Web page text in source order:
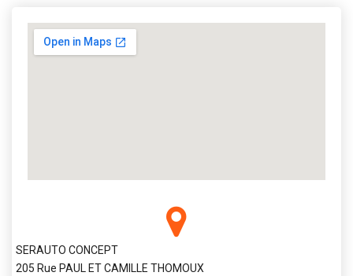
SERAUTO CONCEPT
205 Rue PAUL ET CAMILLE THOMOUX